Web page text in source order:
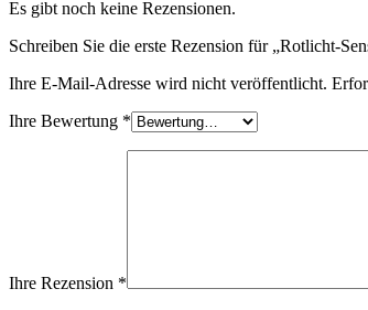
Es gibt noch keine Rezensionen.
Schreiben Sie die erste Rezension für „Rotlicht-
Ihre E-Mail-Adresse wird nicht veröffentlicht.
Ihre Bewertung *
Ihre Rezension *